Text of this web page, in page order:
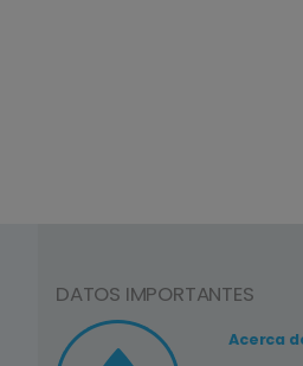
Consejo Nº3
DATOS IMPORTANTES
Acerca